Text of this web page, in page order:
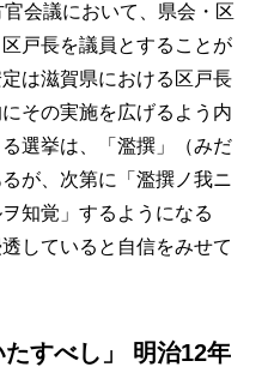
会議において、県会・区
戸長を議員とすることが
は滋賀県における区戸長
その実施を広げるよう内
選挙は、「濫撰」（みだ
が、次第に「濫撰ノ我ニ
知覚」するようになる
していると自信をみせて
たすべし」 明治12年